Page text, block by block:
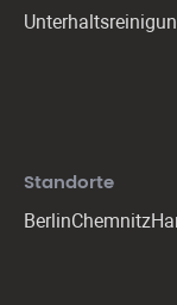
Standorte
BerlinChemnitz